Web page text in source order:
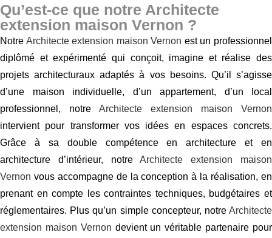
Qu’est-ce que notre Architecte
extension maison Vernon ?
Notre Architecte extension maison Vernon est un professionnel
diplômé et expérimenté qui conçoit, imagine et réalise des
projets architecturaux adaptés à vos besoins. Qu’il s’agisse
d’une maison individuelle, d’un appartement, d’un local
professionnel, notre Architecte extension maison Vernon
intervient pour transformer vos idées en espaces concrets.
Grâce à sa double compétence en architecture et en
architecture d’intérieur, notreArchitecte extension maison
Vernon vous accompagne de la conception à la réalisation, en
prenant en compte les contraintes techniques, budgétaires et
réglementaires. Plus qu’un simple concepteur, notre Architecte
extension maison Vernon devient un véritable partenaire pour